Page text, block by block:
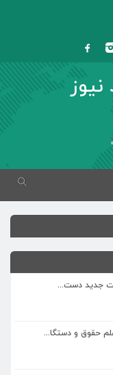
نیوز
جدید دست...
حقوق و دستگا...